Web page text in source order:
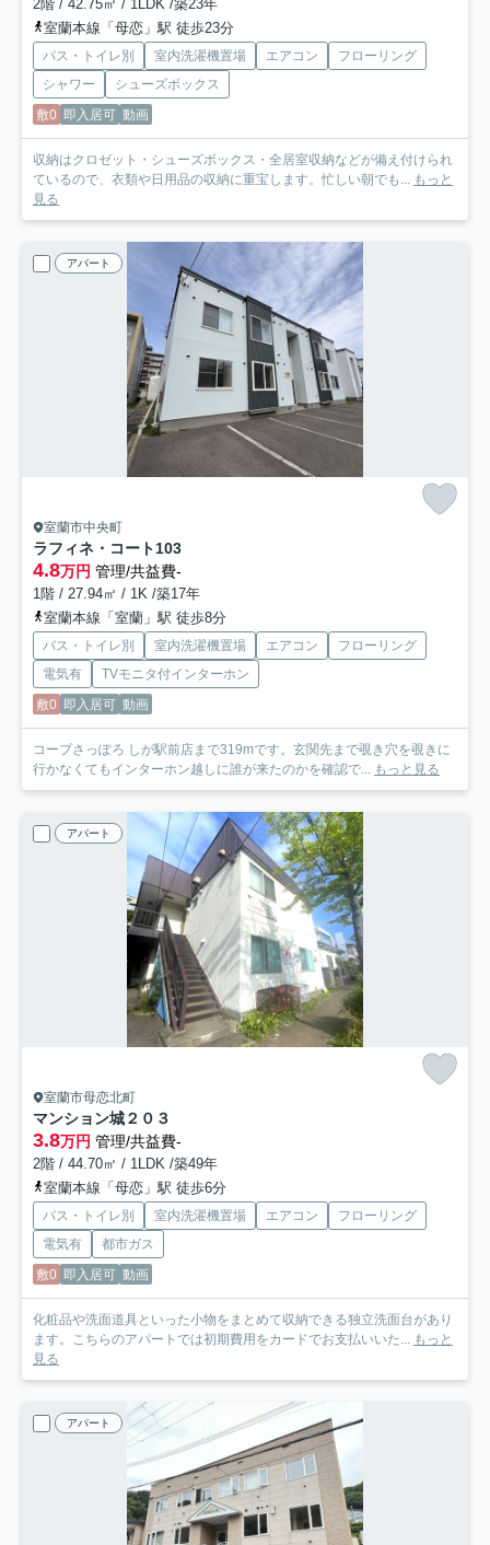
2階 / 42.75㎡ / 1LDK /築23年
室蘭本線「母恋」駅 徒歩23分
バス・トイレ別 室内洗濯機置場 エアコン
フローリング
シャワー
シューズボックス
敷0 即入居可 動画
収納はクロゼット・シューズボックス・全居室収納などが備え付けられ
ているので、衣類や日用品の収納に重宝します。忙しい朝でも...
もっと
見る
アパート
室蘭市中央町
ラフィネ・コート103
4.8万円 管理/共益費-
1階 / 27.94㎡ / 1K /築17年
室蘭本線「室蘭」駅 徒歩8分
バス・トイレ別 室内洗濯機置場 エアコン
フローリング
電気有
TVモニタ付インターホン
敷0 即入居可 動画
コープさっぽろ しが駅前店まで319mです。玄関先まで覗き穴を覗きに
行かなくてもインターホン越しに誰が来たのかを確認で...
もっと見る
アパート
室蘭市母恋北町
マンション城２０３
3.8万円 管理/共益費-
2階 / 44.70㎡ / 1LDK /築49年
室蘭本線「母恋」駅 徒歩6分
バス・トイレ別 室内洗濯機置場 エアコン
フローリング
電気有
都市ガス
敷0 即入居可 動画
化粧品や洗面道具といった小物をまとめて収納できる独立洗面台があり
ます。こちらのアパートでは初期費用をカードでお支払いいた...
もっと
見る
アパート